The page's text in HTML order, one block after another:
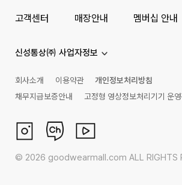
고객센터 매장안내 멤버십 안내
신성통상㈜ 사업자정보
회사소개 이용약관
개인정보처리방침
채무지급보증안내
고정형 영상정보처리기기 운
© 2026 goodwearmall.com ALL RIGHTS